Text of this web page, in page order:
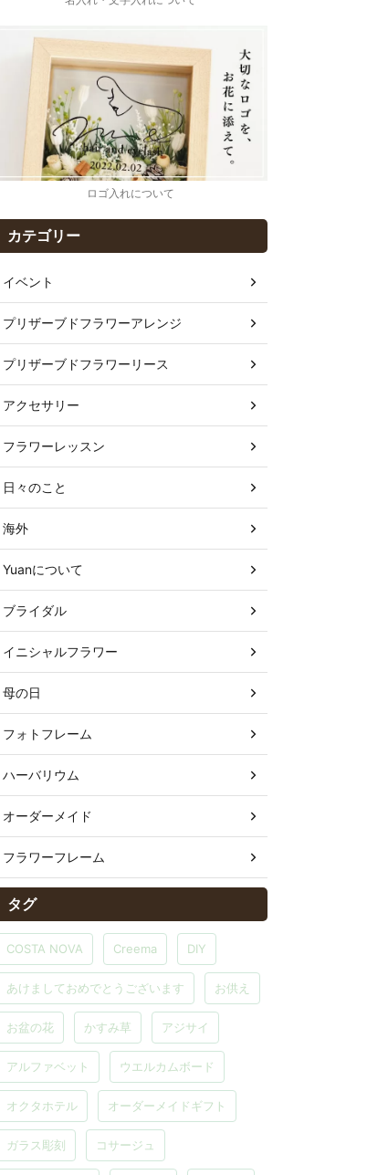
ロゴ入れについて
カテゴリー
イベント
プリザーブドフラワーアレンジ
プリザーブドフラワーリース
アクセサリー
フラワーレッスン
日々のこと
海外
Yuanについて
ブライダル
イニシャルフラワー
母の日
フォトフレーム
ハーバリウム
オーダーメイド
フラワーフレーム
タグ
COSTA NOVA Creema DIY
あけましておめでとうございます お供え
お盆の花 かすみ草 アジサイ
アルファベット ウエルカムボード
オクタホテル オーダーメイドギフト
ガラス彫刻 コサージュ